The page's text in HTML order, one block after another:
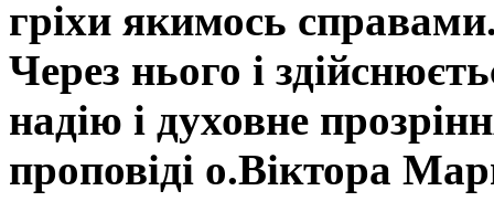
гріхи якимось
Через нього і
надію і духовне
проповіді о.Віктора